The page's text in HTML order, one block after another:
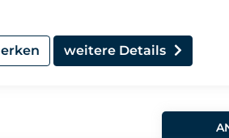
weitere Details